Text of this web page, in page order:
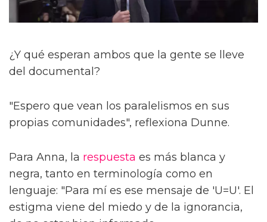
¿Y qué esperan ambos que la gente se lleve
del documental?
"Espero que vean los paralelismos en sus
propias comunidades", reflexiona Dunne.
Para Anna, la respuesta es más blanca y
negra, tanto en terminología como en
lenguaje: "Para mí es ese mensaje de 'U=U'. El
estigma viene del miedo y de la ignorancia,